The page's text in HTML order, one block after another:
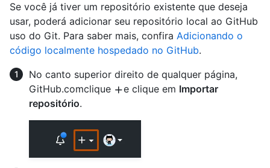
Se você já tiver um repositório existente que deseja
usar, poderá adicionar seu repositório local ao GitHub
uso do Git. Para saber mais, confira Adicionando o
código localmente hospedado no GitHub.
No canto superior direito de qualquer página,
GitHub.comclique
e clique em Importar
repositório.